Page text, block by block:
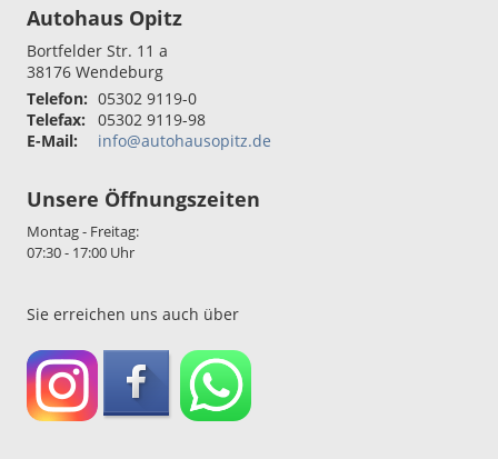
Autohaus Opitz
Bortfelder Str. 11 a
38176 Wendeburg
Telefon: 05302 9119-0
Telefax:
05302 9119-98
E-Mail:
info@autohausopitz.de
Unsere Öffnungszeiten
Montag - Freitag:
07:30 - 17:00 Uhr
Sie erreichen uns auch über